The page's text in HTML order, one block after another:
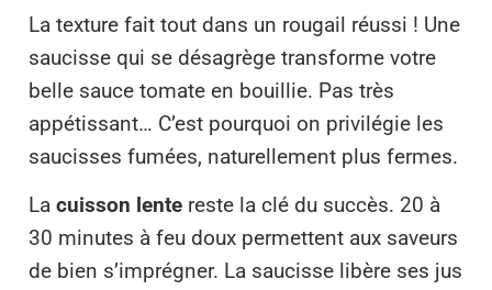
La texture fait tout dans un rougail réussi ! Une
saucisse qui se désagrège transforme votre
belle sauce tomate en bouillie. Pas très
appétissant… C’est pourquoi on privilégie les
saucisses fumées, naturellement plus fermes.
La cuisson lente reste la clé du succès. 20 à
30 minutes à feu doux permettent aux saveurs
de bien s’imprégner. La saucisse libère ses jus